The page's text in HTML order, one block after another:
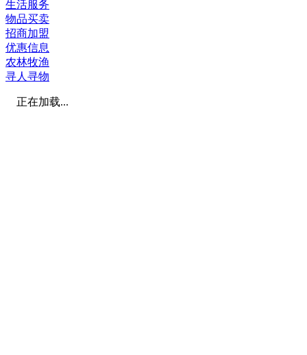
生活服务
物品买卖
招商加盟
优惠信息
农林牧渔
寻人寻物
正在加载...